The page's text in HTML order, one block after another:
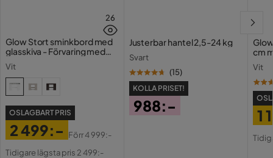
26
Glow Stort sminkbord med
glasskiva - Förvaring med
Vit
OSLAGBART PRIS
Pris
2 499:-
Original
Förr4 999:-
Tidigare lägsta pris 2 499:-
Justerbar hantel 2,5-24 kg
Svart
(15)
KOLLA PRISET!
988:-
cm
Vit
1